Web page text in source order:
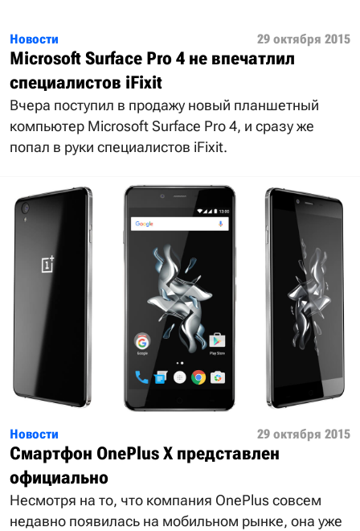
Новости 29 октября 2015
Microsoft Surface Pro 4 не впечатлил
специалистов iFixit
Вчера поступил в продажу новый планшетный
компьютер Microsoft Surface Pro 4, и сразу же
попал в руки специалистов iFixit.
Новости 29 октября 2015
Смартфон OnePlus X представлен
официально
Несмотря на то, что компания OnePlus совсем
недавно появилась на мобильном рынке, она уже